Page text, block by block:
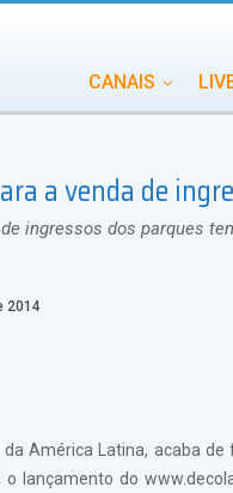
CANAIS
a venda de
ingressos dos parques
2014
América Latina, acaba
o lançamento do